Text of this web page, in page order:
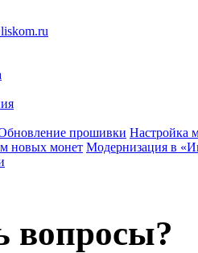
прошивки Настройка
новых монет Модернизация в
вопросы?